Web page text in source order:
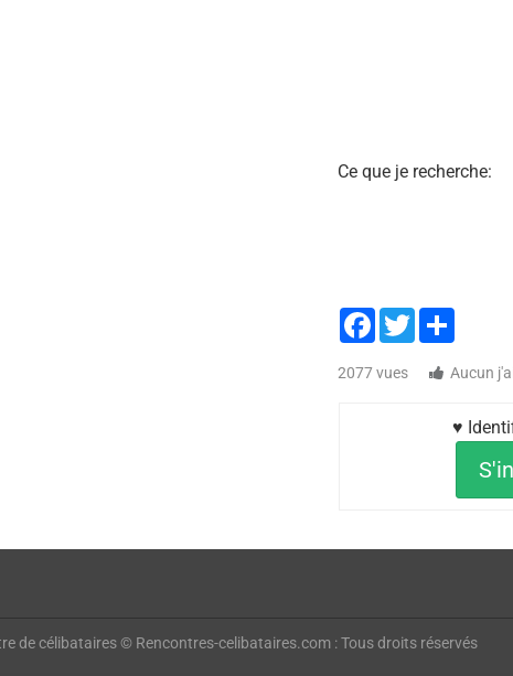
Ce que je recherche:
Facebook
TwitterShare
2077 vues Aucun
♥
de célibataires © Rencontres-celibataires.com : Tous droits réservés